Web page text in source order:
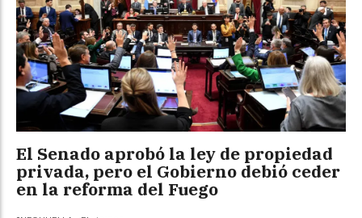
El Senado aprobó la ley de propiedad
privada, pero el Gobierno debió ceder
en la reforma del Fuego